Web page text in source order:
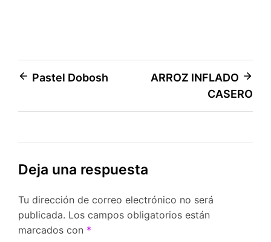
Navegación
Pastel Dobosh
ARROZ INFLADO
CASERO
Deja una respuesta
Tu dirección de correo electrónico no será
publicada. Los campos obligatorios están
marcados con *